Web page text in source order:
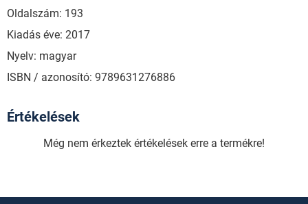
Oldalszám: 193
Kiadás éve: 2017
Nyelv: magyar
ISBN / azonosító: 9789631276886
Értékelések
Még nem érkeztek értékelések erre a termékre!